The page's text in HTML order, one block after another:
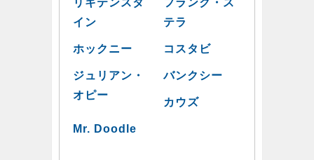
イン
テラ
ホックニー コスタビ
ジュリアン・
オピー
バンクシー
カウズ
Mr. Doodle